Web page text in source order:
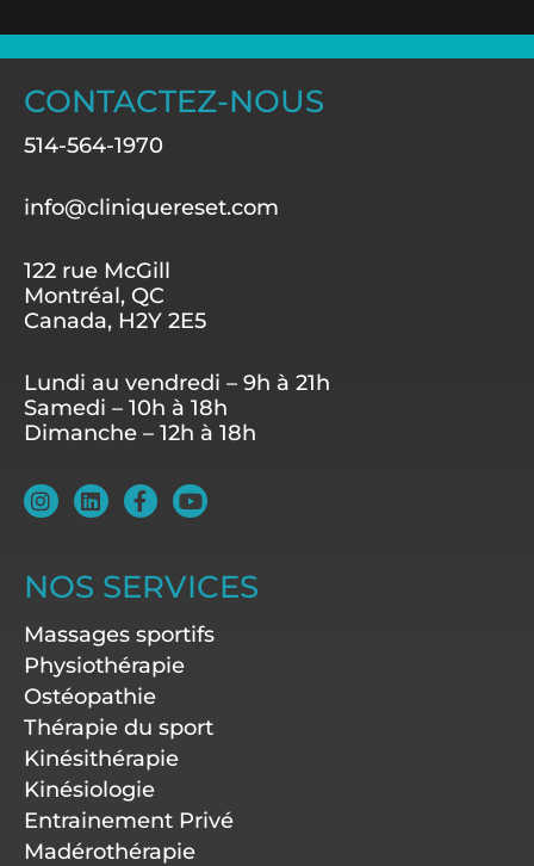
CONTACTEZ-NOUS
514-564-1970
info@cliniquereset.com
122 rue McGill
Montréal, QC
Canada, H2Y 2E5
Lundi au vendredi – 9h à 21h
Samedi – 10h à 18h
Dimanche – 12h à 18h
I
n
a
g
r
a
m
L
i
e
d
n
F
a
b
o
k
-
f
Y
o
u
b
e
NOS SERVICES
Massages sportifs
Physiothérapie
Ostéopathie
Thérapie du sport
Kinésithérapie
Kinésiologie
Entrainement Privé
Madérothérapie